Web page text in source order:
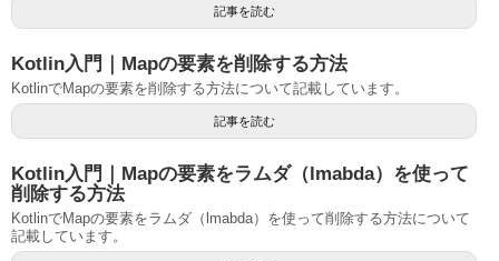
記事を読む
Kotlin入門｜Mapの要素を削除する方法
KotlinでMapの要素を削除する方法について記載しています。
記事を読む
Kotlin入門｜Mapの要素をラムダ（lmabda）を使って
削除する方法
KotlinでMapの要素をラムダ（lmabda）を使って削除する方法について
記載しています。